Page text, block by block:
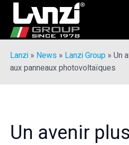
Lanzi » News » Lanzi Group » Un
aux panneaux photovoltaïques
Un avenir plus